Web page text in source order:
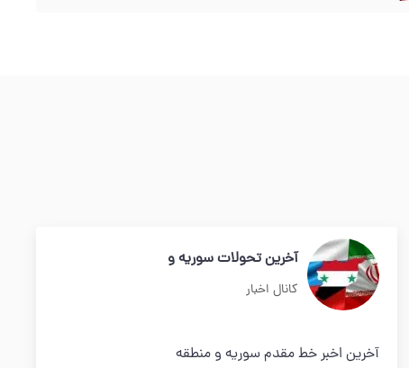
آخرین تحولات سوریه و
کانال اخبار
آخرین اخبر خط مقدم سوریه و منطقه